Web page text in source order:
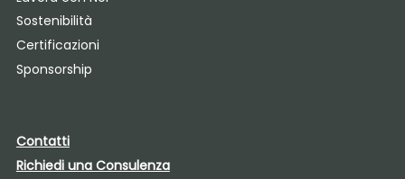
Sostenibilità
Certificazioni
Sponsorship
Contatti
Richiedi una Consulenza